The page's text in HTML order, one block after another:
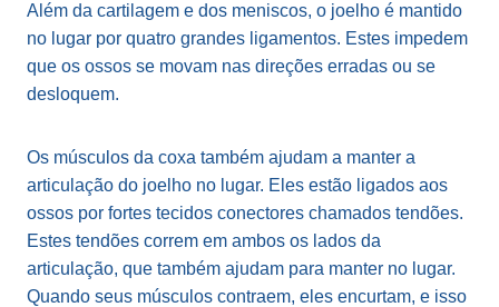
Além da cartilagem e dos meniscos, o joelho é mantido
no lugar por quatro grandes ligamentos. Estes impedem
que os ossos se movam nas direções erradas ou se
desloquem.
Os músculos da coxa também ajudam a manter a
articulação do joelho no lugar. Eles estão ligados aos
ossos por fortes tecidos conectores chamados tendões.
Estes tendões correm em ambos os lados da
articulação, que também ajudam para manter no lugar.
Quando seus músculos contraem, eles encurtam, e isso